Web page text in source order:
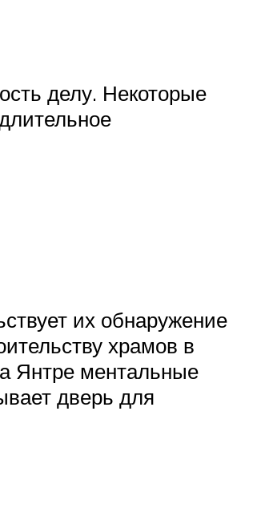
делу. Некоторые
их обнаружение
храмов в
Янтре ментальные
дверь для